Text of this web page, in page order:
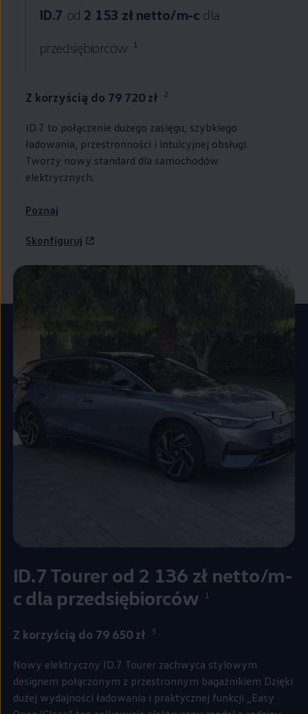
ID.7 od 2 153 zł netto/m-c dla
przedsiębiorców
1
Z korzyścią do 79 720 zł 2
ID.7 to połączenie dużego zasięgu, szybkiego
ładowania, przestronności i intuicyjnej obsługi.
Tworzy nowy standard dla samochodów
elektrycznych.
Poznaj
Skonfiguruj
ID.7 Tourer od 2 136 zł netto/m-
c dla przedsiębiorców
1
Z korzyścią do 79 650 zł 3
Nowy elektryczny ID.7 Tourer zachwyca stylowym
designem połączonym z przestronnym bagażnikiem Dzięki
dużej wydajności ładowania i praktycznej funkcji „Easy